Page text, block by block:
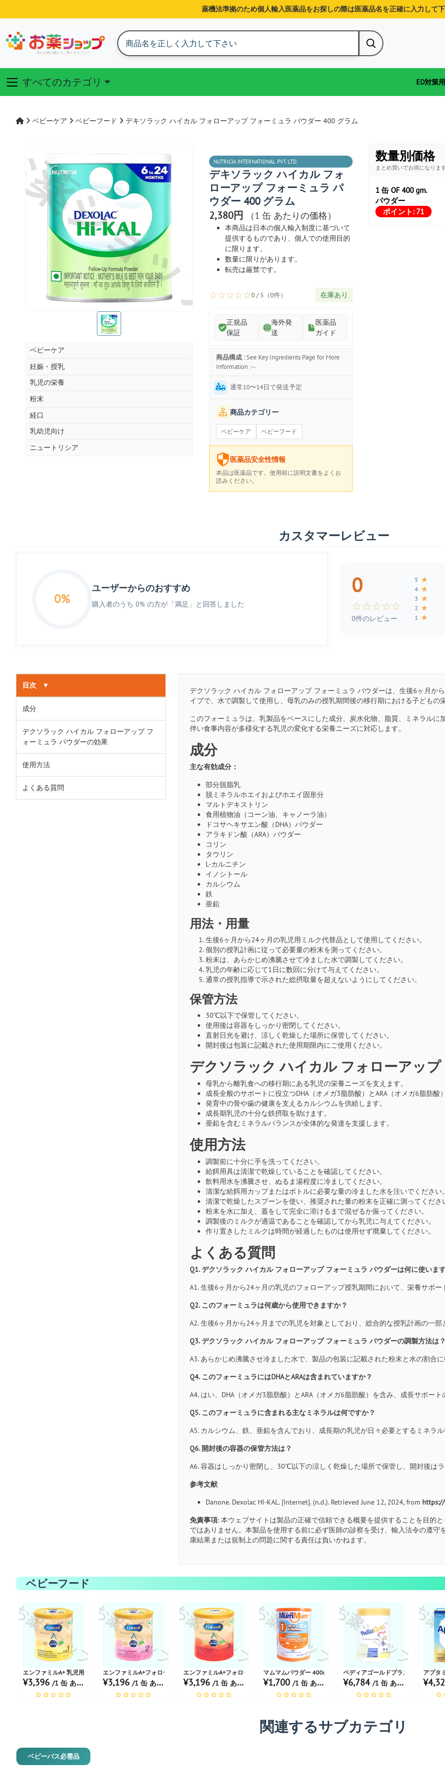
薬機法準拠のため個人輸入医薬品をお探しの際は医薬品名を正確に入力して下
すべてのカテゴリ ED対策
ベビーケア ベビーフード デキソラック ハイカル フォローアップ フォーミュラ パウダー 400 グラム
ショップ
お薬ショップ
ベビーケア
妊娠・授乳
乳児の栄養
粉末
経口
乳幼児向け
ニュートリシア
NUTRICIA INTERNATIONAL PVT. LTD.
デキソラック ハイカル フォ
ローアップ フォーミュラ パ
ウダー 400 グラム
2,380円 （1 缶 あたりの価格）
本商品は日本の個人輸入制度に基づいて
提供するものであり、個人での使用目的
に限ります。
数量に限りがあります。
転売は厳禁です。
☆☆☆☆☆0 / 5（0件） 在庫あり
正規品
保証
海外発
送
医薬品
ガイド
商品構成 : See Key Ingredients Page for More
Information :--
通常10〜14日で発送予定
商品カテゴリー
ベビーケア ベビーフード
医薬品安全性情報
本品は医薬品です。使用前に説明文書をよくお
読みください。
数量別価格
まとめ買いでお得になりま
1 缶 OF 400 gm.
パウダー
ポイント: 71
カスタマーレビュー
0%
ユーザーからのおすすめ
購入者のうち 0% の方が「満足」と回答しました
0
☆☆☆☆☆
0件のレビュー
5 ★
4 ★
3 ★
2 ★
1
★
目次 ▼
成分
デクソラック ハイカル フォローアップ フ
ォーミュラ パウダーの効果
使用方法
よくある質問
デクソラック ハイカル フォローアップ フォーミュラ パウダーは、生後6ヶ月か
イプで、水で調製して使用し、母乳のみの授乳期間後の移行期における子どもの
このフォーミュラは、乳製品をベースにした成分、炭水化物、脂質、ミネラルに
伴い食事内容が多様化する乳児の変化する栄養ニーズに対応します。
成分
主な有効成分：
部分脱脂乳
脱ミネラルホエイおよびホエイ固形分
マルトデキストリン
食用植物油（コーン油、キャノーラ油）
ドコサヘキサエン酸（DHA）パウダー
アラキドン酸（ARA）パウダー
コリン
タウリン
L-カルニチン
イノシトール
カルシウム
鉄
亜鉛
用法・用量
生後6ヶ月から24ヶ月の乳児用ミルク代替品として使用してください。
個別の授乳計画に従って必要量の粉末を測ってください。
粉末は、あらかじめ沸騰させて冷ました水で調製してください。
乳児の年齢に応じて1日に数回に分けて与えてください。
通常の授乳指導で示された総摂取量を超えないようにしてください。
保管方法
30℃以下で保管してください。
使用後は容器をしっかり密閉してください。
直射日光を避け、涼しく乾燥した場所に保管してください。
開封後は包装に記載された使用期限内にご使用ください。
デクソラック ハイカル フォローアッ
母乳から離乳食への移行期にある乳児の栄養ニーズを支えます。
成長全般のサポートに役立つDHA（オメガ3脂肪酸）とARA（オメガ6脂肪酸
発育中の骨や歯の健康を支えるカルシウムを供給します。
成長期乳児の十分な鉄摂取を助けます。
亜鉛を含むミネラルバランスが全体的な発達を支援します。
使用方法
調製前に十分に手を洗ってください。
給餌用具は清潔で乾燥していることを確認してください。
飲料用水を沸騰させ、ぬるま湯程度に冷ましてください。
清潔な給餌用カップまたはボトルに必要な量の冷ました水を注いでください。
清潔で乾燥したスプーンを使い、推奨された量の粉末を正確に測ってくださ
粉末を水に加え、蓋をして完全に溶けるまで混ぜるか振ってください。
調製後のミルクが適温であることを確認してから乳児に与えてください。
作り置きしたミルクは時間が経過したものは使用せず廃棄してください。
よくある質問
Q1. デクソラック ハイカル フォローアップ フォーミュラ パウダーは何に使いま
A1. 生後6ヶ月から24ヶ月の乳児のフォローアップ授乳期間において、栄養サポー
Q2. このフォーミュラは何歳から使用できますか？
A2. 生後6ヶ月から24ヶ月までの乳児を対象としており、総合的な授乳計画の一部
Q3. デクソラック ハイカル フォローアップ フォーミュラ パウダーの調製方法は？
A3. あらかじめ沸騰させ冷ました水で、製品の包装に記載された粉末と水の割合に
Q4. このフォーミュラにはDHAとARAは含まれていますか？
A4. はい、DHA（オメガ3脂肪酸）とARA（オメガ6脂肪酸）を含み、成長サポー
Q5. このフォーミュラに含まれる主なミネラルは何ですか？
A5. カルシウム、鉄、亜鉛を含んでおり、成長期の乳児が日々必要とするミネラル
Q6. 開封後の容器の保管方法は？
A6. 容器はしっかり密閉し、30℃以下の涼しく乾燥した場所で保管し、開封後は
参考文献
Danone. Dexolac HI-KAL. [Internet]. (n.d.). Retrieved June 12, 2024, from
免責事項: 本ウェブサイトは製品の正確で信頼できる概要を提供することを目的
ではありません。本製品を使用する前に必ず医師の診察を受け、輸入法令の遵
康結果または規制上の問題に関する責任は負いかねます。
ベビーフード
お薬ショップ
エンファミルA+ 乳児用粉ミルク ステージ1 粉末400g
¥3,396 /1 缶 あたり
お薬ショップ
エンファミルA+フォローアップフォーミュラステージ2パ...
¥3,196/1 缶 あたり
お薬ショップ
エンファミルA+フォローアップフォーミュラステージ3パ...
¥3,196 /1 缶 あたり
お薬ショップ
マムマムパウダー 400g
¥1,700 /1 缶 あたり
お薬ショップ
ペディアゴールドプラス バニラ風味
¥6,784 /1 缶 あたり
お
アプタ
関連するサブカテゴリ
ベビーバス必需品